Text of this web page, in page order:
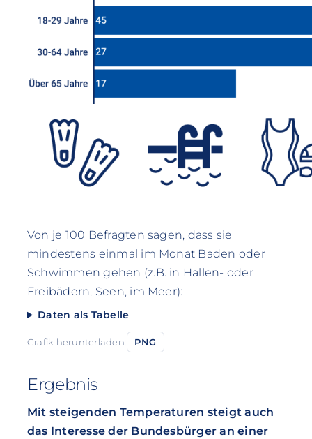
Von je 100 Befragten sagen, dass sie
mindestens einmal im Monat Baden oder
Schwimmen gehen (z.B. in Hallen- oder
Freibädern, Seen, im Meer):
Daten als Tabelle
Grafik herunterladen: PNG
Ergebnis
Mit steigenden Temperaturen steigt auch
das Interesse der Bundesbürger an einer